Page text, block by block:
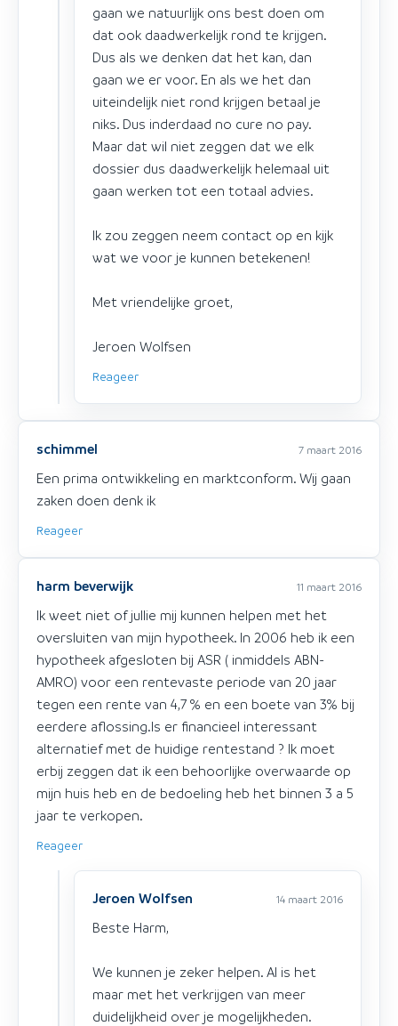
gaan we natuurlijk ons best doen om
dat ook daadwerkelijk rond te krijgen.
Dus als we denken dat het kan, dan
gaan we er voor. En als we het dan
uiteindelijk niet rond krijgen betaal je
niks. Dus inderdaad no cure no pay.
Maar dat wil niet zeggen dat we elk
dossier dus daadwerkelijk helemaal uit
gaan werken tot een totaal advies.
Ik zou zeggen neem contact op en kijk
wat we voor je kunnen betekenen!
Met vriendelijke groet,
Jeroen Wolfsen
Reageer
schimmel 7 maart 2016
Een prima ontwikkeling en marktconform. Wij gaan
zaken doen denk ik
Reageer
harm beverwijk 11 maart 2016
Ik weet niet of jullie mij kunnen helpen met het
oversluiten van mijn hypotheek. In 2006 heb ik een
hypotheek afgesloten bij ASR ( inmiddels ABN-
AMRO) voor een rentevaste periode van 20 jaar
tegen een rente van 4,7 % en een boete van 3% bij
eerdere aflossing.Is er financieel interessant
alternatief met de huidige rentestand ? Ik moet
erbij zeggen dat ik een behoorlijke overwaarde op
mijn huis heb en de bedoeling heb het binnen 3 a 5
jaar te verkopen.
Reageer
Jeroen Wolfsen 14 maart 2016
Beste Harm,
We kunnen je zeker helpen. Al is het
maar met het verkrijgen van meer
duidelijkheid over je mogelijkheden.